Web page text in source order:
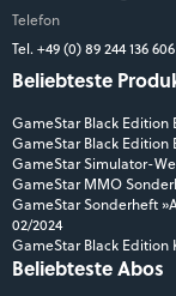
Telefon
Tel. +49 (0) 89 244 136 606
Beliebteste
GameStar Black Edition
GameStar Black Edition
GameStar Simulator-
GameStar MMO
GameStar Sonderheft
02/2024
GameStar Black Edition
Beliebteste Abos